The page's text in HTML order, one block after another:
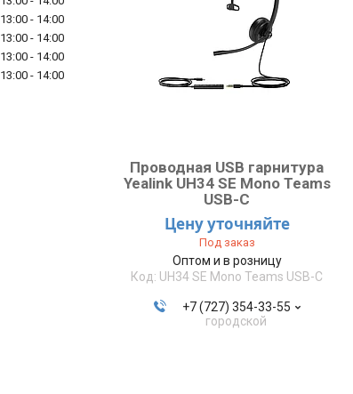
Проводная USB гарнитура
Yealink UH34 SE Mono Teams
USB-C
Цену уточняйте
Под заказ
Оптом и в розницу
UH34 SE Mono Teams USB-C
+7 (727) 354-33-55
городской
13:00
14:00
13:00
14:00
13:00
14:00
13:00
14:00